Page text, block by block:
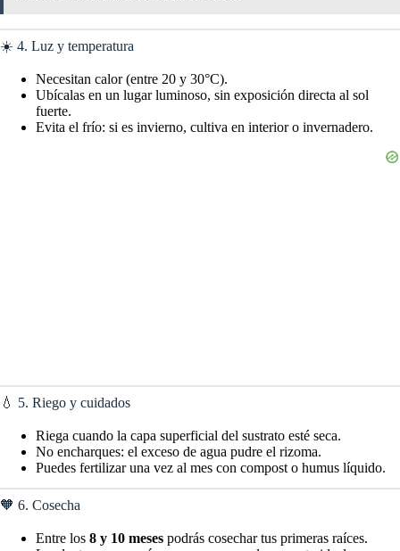
☀️ 4. Luz y temperatura
Necesitan calor (entre 20 y 30°C).
Ubícalas en un lugar luminoso, sin exposición directa al sol
fuerte.
Evita el frío: si es invierno, cultiva en interior o invernadero.
💧 5. Riego y cuidados
Riega cuando la capa superficial del sustrato esté seca.
No encharques: el exceso de agua pudre el rizoma.
Puedes fertilizar una vez al mes con compost o humus líquido.
🧡 6. Cosecha
Entre los 8 y 10 meses podrás cosechar tus primeras raíces.